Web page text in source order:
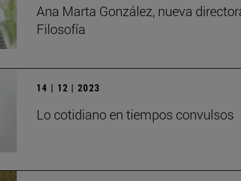
Ana Marta González, nueva
Filosofía
14 | 12 | 2023
Lo cotidiano en tiempos convulsos